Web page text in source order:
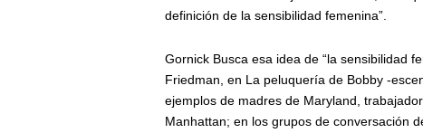
definición de la sensibilidad femenina”.
Gornick Busca esa idea de “la sensibilidad
Friedman, en La peluquería de Bobby -
ejemplos de madres de Maryland,
Manhattan; en los grupos de conversación